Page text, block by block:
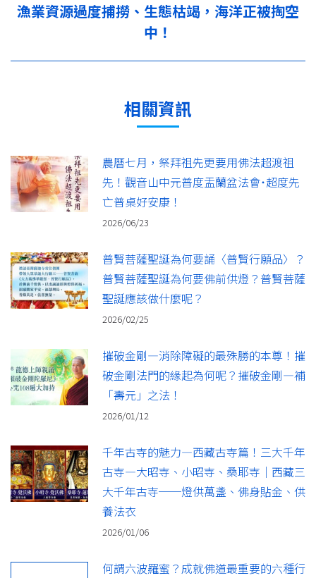
下
一
篇：
漁業資源過度捕撈、生態枯竭，海洋正被掏空
中！
相關資訊
農曆七月，祭拜祖先更要用佛法超渡祖
先！觀音山中元普度盂蘭盆法會˙超度先
亡普桌好安康！
2026/06/23
普賢菩薩聖誕為何要誦〈普賢行願品〉？
普賢菩薩聖誕為何要佛前供燈？普賢菩薩
聖誕應該做什麼呢？
2026/02/25
摧破金剛—消除障礙的最殊勝的本尊！摧
破金剛法門的緣起為何呢？摧破金剛—補
「壽元」之法！
2026/01/12
千年古寺的魅力—西藏古寺篇！三大千年
古寺—大昭寺、小昭寺、桑耶寺｜西藏三
大千年古寺──燈供萬盞、佛身貼金、供
養法衣
2026/01/06
何謂六波羅蜜？成就佛道最重要的六種行